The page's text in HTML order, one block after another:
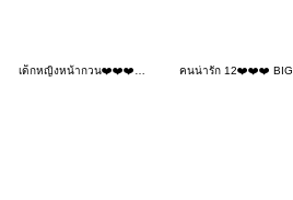
คนน่ารัก 12❤️❤️❤️ BIG